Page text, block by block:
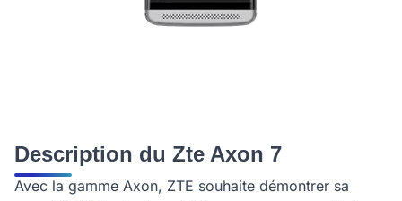
Description du Zte Axon 7
Avec la gamme Axon, ZTE souhaite démontrer sa